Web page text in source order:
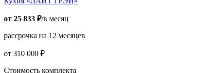
от 25 833 ₽/в месяц
рассрочка на 12 месяцев
от 310 000 ₽
Стоимость комплекта